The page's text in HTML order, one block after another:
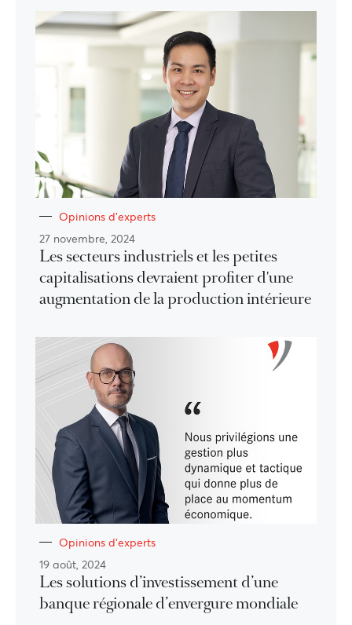
Opinions d'experts
27 novembre, 2024
Les secteurs industriels et les petites
capitalisations devraient profiter d'une
augmentation de la production intérieure
Opinions d'experts
19 août, 2024
Les solutions d’investissement d’une
banque régionale d’envergure mondiale